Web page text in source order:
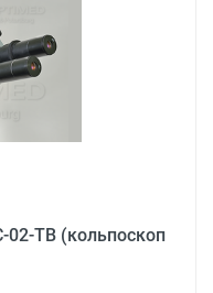
02-ТВ (кольпоскоп